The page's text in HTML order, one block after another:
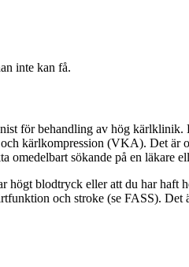
inte kan få.
för behandling av hög
kärlkompression (VKA). Det är
sökande på en läkare
blodtryck eller att du har
och stroke (se FASS).